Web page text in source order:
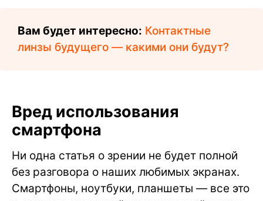
Вам будет интересно: Контактные
линзы будущего — какими они будут?
Вред использования
смартфона
Ни одна статья о зрении не будет полной
без разговора о наших любимых экранах.
Смартфоны, ноутбуки, планшеты — все это